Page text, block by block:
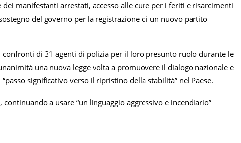
manifestanti arrestati, accesso alle cure per i feriti e risarcimenti
del governo per la registrazione di un nuovo partito
di 31 agenti di polizia per il loro presunto ruolo durante le
una nuova legge volta a promuovere il dialogo nazionale e
significativo verso il ripristino della stabilità” nel Paese.
a usare “un linguaggio aggressivo e incendiario”